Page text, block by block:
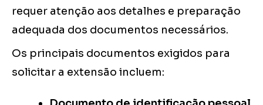
requer atenção aos detalhes e preparação
adequada dos documentos necessários.
Os principais documentos exigidos para
solicitar a extensão incluem: